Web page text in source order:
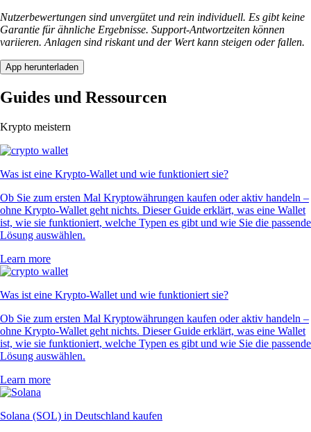
Nutzerbewertungen sind unvergütet und rein individuell. Es gibt keine
Garantie für ähnliche Ergebnisse. Support-Antwortzeiten können
variieren. Anlagen sind riskant und der Wert kann steigen oder fallen.
App herunterladen
Guides und Ressourcen
Krypto meistern
Was ist eine Krypto-Wallet und wie funktioniert sie?
Ob Sie zum ersten Mal Kryptowährungen kaufen oder aktiv handeln –
ohne Krypto-Wallet geht nichts. Dieser Guide erklärt, was eine Wallet
ist, wie sie funktioniert, welche Typen es gibt und wie Sie die passende
Lösung auswählen.
Learn more
Was ist eine Krypto-Wallet und wie funktioniert sie?
Ob Sie zum ersten Mal Kryptowährungen kaufen oder aktiv handeln –
ohne Krypto-Wallet geht nichts. Dieser Guide erklärt, was eine Wallet
ist, wie sie funktioniert, welche Typen es gibt und wie Sie die passende
Lösung auswählen.
Learn more
Solana (SOL) in Deutschland kaufen